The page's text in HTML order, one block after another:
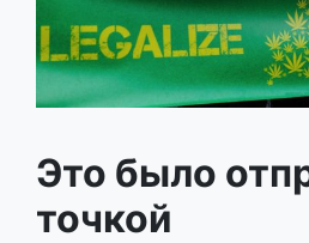
Это было
точкой